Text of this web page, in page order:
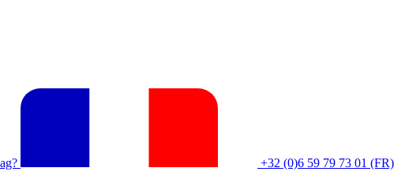
+32 (0)6 59 79 73 01 (FR)